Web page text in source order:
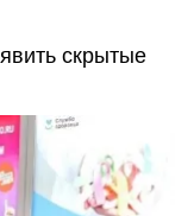
скрытые